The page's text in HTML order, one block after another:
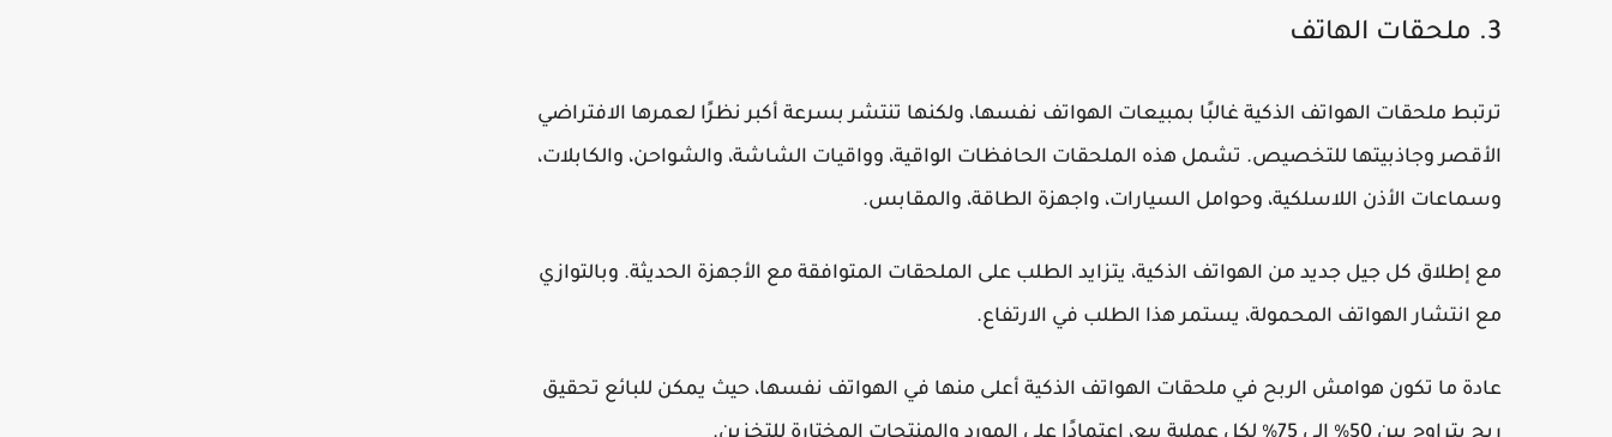
3. ملحقات الهاتف
ترتبط ملحقات الهواتف الذكية غالبًا بمبيعات الهواتف نفسها، ولكنها تنتشر بسرعة أكبر نظرًا لعمرها الافتراضي
الأقصر وجاذبيتها للتخصيص. تشمل هذه الملحقات الحافظات الواقية، وواقيات الشاشة، والشواحن، والكابلات،
وسماعات الأذن اللاسلكية، وحوامل السيارات، واجهزة الطاقة، والمقابس.
مع إطلاق كل جيل جديد من الهواتف الذكية، يتزايد الطلب على الملحقات المتوافقة مع الأجهزة الحديثة. وبالتوازي
مع انتشار الهواتف المحمولة، يستمر هذا الطلب في الارتفاع.
عادة ما تكون هوامش الربح في ملحقات الهواتف الذكية أعلى منها في الهواتف نفسها، حيث يمكن للبائع تحقيق